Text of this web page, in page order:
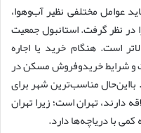
عوامل مختلفی نظیر آب‌وهوا،
نظر گرفت. استانبول جمعیت
است‌. هنگام خرید یا اجاره
و شرایط خریدوفروش مسکن در
مناسب‌ترین شهر برای
تهران است؛ زیرا تهران
با دریاچه‌ها دارد.